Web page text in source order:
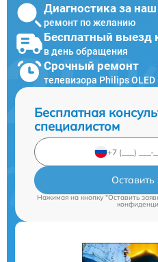
Диагностика за наш
ремонт по желанию
Бесплатный выезд
в день обращения
Срочный ремонт
телевизора Philips
Бесплатная
специалистом
Оставить
Нажимая на кнопку "Оставить